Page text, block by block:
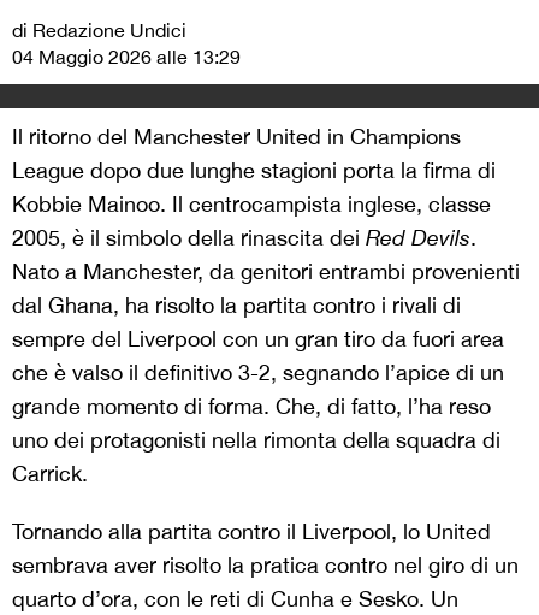
di Redazione Undici
04 Maggio 2026 alle 13:29
Il ritorno del Manchester United in Champions
League dopo due lunghe stagioni porta la firma di
Kobbie Mainoo. Il centrocampista inglese, classe
2005, è il simbolo della rinascita dei Red Devils.
Nato a Manchester, da genitori entrambi provenienti
dal Ghana, ha risolto la partita contro i rivali di
sempre del Liverpool con un gran tiro da fuori area
che è valso il definitivo 3-2, segnando l’apice di un
grande momento di forma. Che, di fatto, l’ha reso
uno dei protagonisti nella rimonta della squadra di
Carrick.
Tornando alla partita contro il Liverpool, lo United
sembrava aver risolto la pratica contro nel giro di un
quarto d’ora, con le reti di Cunha e Sesko. Un